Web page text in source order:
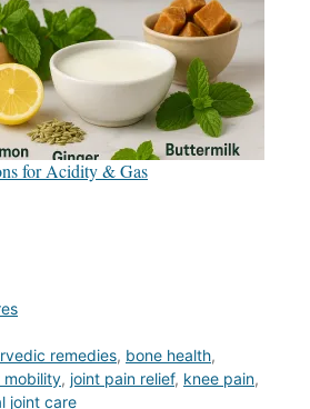
for Acidity & Gas
remedies, bone health,
mobility, joint pain relief, knee pain,
joint care